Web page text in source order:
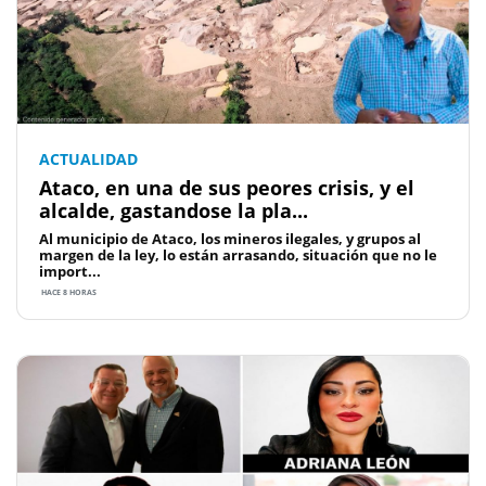
ACTUALIDAD
Ataco, en una de sus peores crisis, y el
alcalde, gastandose la pla...
Al municipio de Ataco, los mineros ilegales, y grupos al
margen de la ley, lo están arrasando, situación que no le
import...
HACE 8 HORAS